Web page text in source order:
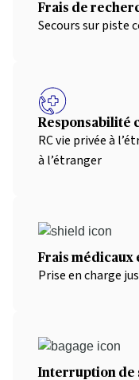
Frais de
Secours sur piste
Responsabilité
RC vie privée à
à l’étranger
Frais médicaux
Prise en charge
Interruption de